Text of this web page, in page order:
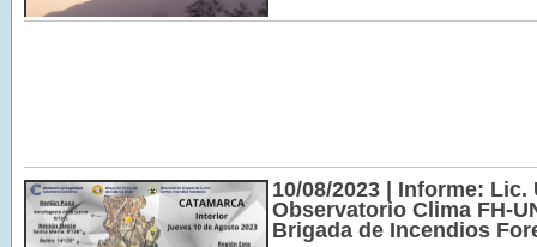
10/08/2023 | Informe: Lic.
Observatorio Clima FH-
Brigada de Incendios